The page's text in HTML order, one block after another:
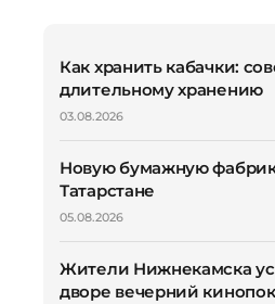
Как хранить кабачки:
длительному хранению
03.08.2026
Новую бумажную
Татарстане
05.08.2026
Жители Нижнекамска
дворе вечерний